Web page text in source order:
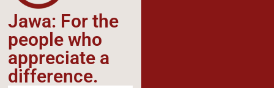
Jawa: For the
people who
appreciate a
difference.​